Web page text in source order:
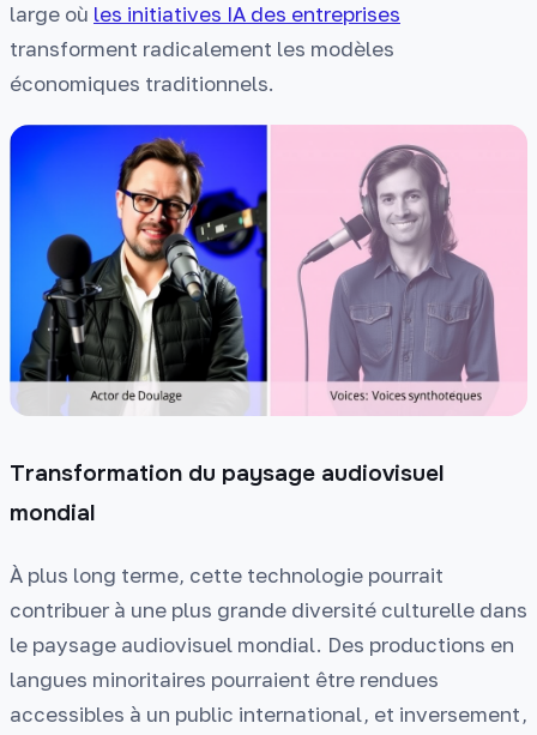
large où les initiatives IA des entreprises
transforment radicalement les modèles
économiques traditionnels.
Transformation du paysage audiovisuel
mondial
À plus long terme, cette technologie pourrait
contribuer à une plus grande diversité culturelle dans
le paysage audiovisuel mondial. Des productions en
langues minoritaires pourraient être rendues
accessibles à un public international, et inversement,